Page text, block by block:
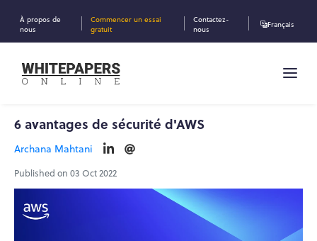
À propos de
nous
Commencer un essai
gratuit
Contactez-
nous
Français
6 avantages de sécurité d'AWS
Archana Mahtani
Published on 03 Oct 2022